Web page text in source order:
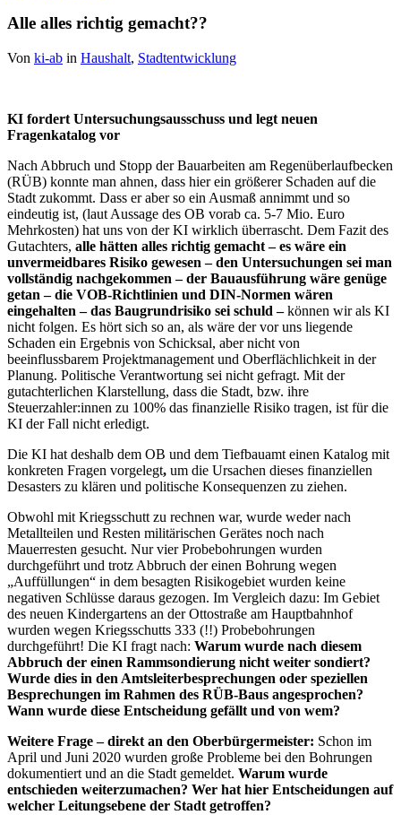
Alle alles richtig gemacht??
Von ki-ab in Haushalt, Stadtentwicklung
KI fordert Untersuchungsausschuss und legt neuen
Fragenkatalog vor
Nach Abbruch und Stopp der Bauarbeiten am Regenüberlaufbecken
(RÜB) konnte man ahnen, dass hier ein größerer Schaden auf die
Stadt zukommt. Dass er aber so ein Ausmaß annimmt und so
eindeutig ist, (laut Aussage des OB vorab ca. 5-7 Mio. Euro
Mehrkosten) hat uns von der KI wirklich überrascht. Dem Fazit des
Gutachters, alle hätten alles richtig gemacht – es wäre ein
unvermeidbares Risiko gewesen – den Untersuchungen sei man
vollständig nachgekommen – der Bauausführung wäre genüge
getan – die VOB-Richtlinien und DIN-Normen wären
eingehalten – das Baugrundrisiko sei schuld –können wir als KI
nicht folgen. Es hört sich so an, als wäre der vor uns liegende
Schaden ein Ergebnis von Schicksal, aber nicht von
beeinflussbarem Projektmanagement und Oberflächlichkeit in der
Planung. Politische Verantwortung sei nicht gefragt. Mit der
gutachterlichen Klarstellung, dass die Stadt, bzw. ihre
Steuerzahler:innen zu 100% das finanzielle Risiko tragen, ist für die
KI der Fall nicht erledigt.
Die KI hat deshalb dem OB und dem Tiefbauamt einen Katalog mit
konkreten Fragen vorgelegt, um die Ursachen dieses finanziellen
Desasters zu klären und politische Konsequenzen zu ziehen.
Obwohl mit Kriegsschutt zu rechnen war, wurde weder nach
Metallteilen und Resten militärischen Gerätes noch nach
Mauerresten gesucht. Nur vier Probebohrungen wurden
durchgeführt und trotz Abbruch der einen Bohrung wegen
„Auffüllungen“ in dem besagten Risikogebiet wurden keine
negativen Schlüsse daraus gezogen. Im Vergleich dazu: Im Gebiet
des neuen Kindergartens an der Ottostraße am Hauptbahnhof
wurden wegen Kriegsschutts 333 (!!) Probebohrungen
durchgeführt! Die KI fragt nach: Warum wurde nach diesem
Abbruch der einen Rammsondierung nicht weiter sondiert?
Wurde dies in den Amtsleiterbesprechungen oder speziellen
Besprechungen im Rahmen des RÜB-Baus angesprochen?
Wann wurde diese Entscheidung gefällt und von wem?
Weitere Frage – direkt an den Oberbürgermeister: Schon im
April und Juni 2020 wurden große Probleme bei den Bohrungen
dokumentiert und an die Stadt gemeldet. Warum wurde
entschieden weiterzumachen? Wer hat hier Entscheidungen auf
welcher Leitungsebene der Stadt getroffen?